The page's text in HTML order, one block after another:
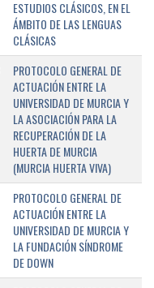
ESTUDIOS CLÁSICOS, EN EL
ÁMBITO DE LAS LENGUAS
CLÁSICAS
PROTOCOLO GENERAL DE
ACTUACIÓN ENTRE LA
UNIVERSIDAD DE MURCIA Y
LA ASOCIACIÓN PARA LA
RECUPERACIÓN DE LA
HUERTA DE MURCIA
(MURCIA HUERTA VIVA)
PROTOCOLO GENERAL DE
ACTUACIÓN ENTRE LA
UNIVERSIDAD DE MURCIA Y
LA FUNDACIÓN SÍNDROME
DE DOWN